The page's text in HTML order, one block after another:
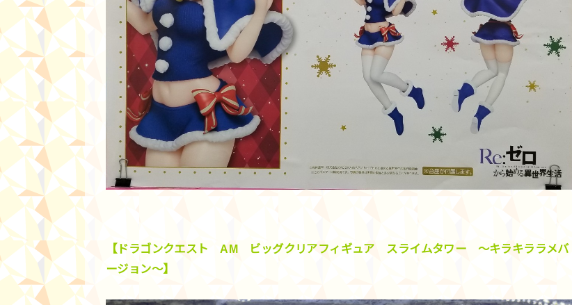
【ドラゴンクエスト AM ビッグクリアフィギュア スライムタワー ～キラキララメバ
ージョン～】